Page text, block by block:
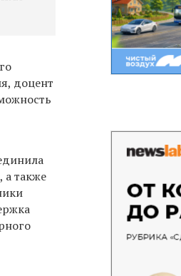
доцент
а также